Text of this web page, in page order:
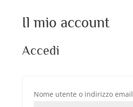
Il mio account
Accedi
Nome utente o indirizzo email